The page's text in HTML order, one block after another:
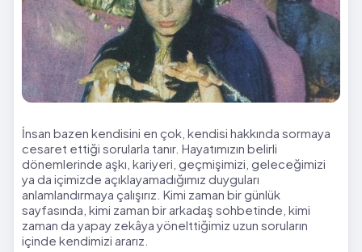
İnsan bazen kendisini en çok, kendisi hakkında sormaya
cesaret ettiği sorularla tanır. Hayatımızın belirli
dönemlerinde aşkı, kariyeri, geçmişimizi, geleceğimizi
ya da içimizde açıklayamadığımız duyguları
anlamlandırmaya çalışırız. Kimi zaman bir günlük
sayfasında, kimi zaman bir arkadaş sohbetinde, kimi
zaman da yapay zekâya yönelttiğimiz uzun soruların
içinde kendimizi ararız.